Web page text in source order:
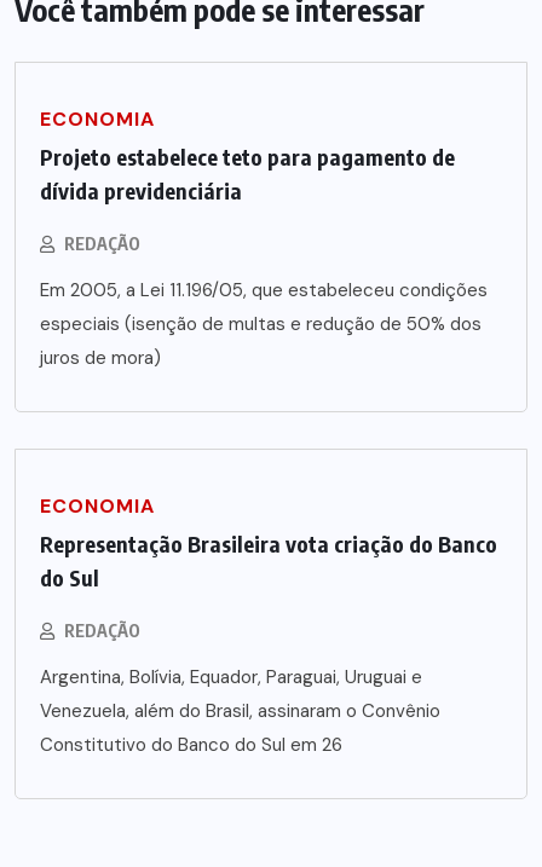
Você também pode se interessar
ECONOMIA
Projeto estabelece teto para pagamento de
dívida previdenciária
REDAÇÃO
Em 2005, a Lei 11.196/05, que estabeleceu condições
especiais (isenção de multas e redução de 50% dos
juros de mora)
ECONOMIA
Representação Brasileira vota criação do Banco
do Sul
REDAÇÃO
Argentina, Bolívia, Equador, Paraguai, Uruguai e
Venezuela, além do Brasil, assinaram o Convênio
Constitutivo do Banco do Sul em 26